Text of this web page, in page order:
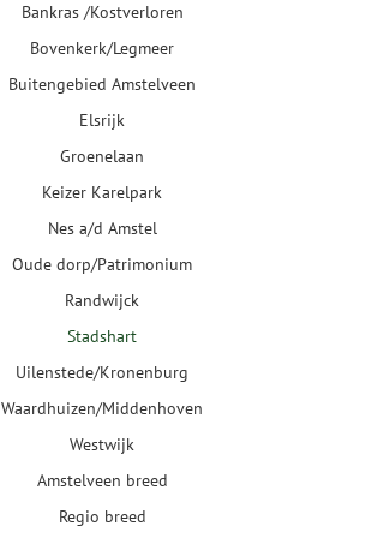
Bankras /Kostverloren
Bovenkerk/Legmeer
Buitengebied Amstelveen
Elsrijk
Groenelaan
Keizer Karelpark
Nes a/d Amstel
Oude dorp/Patrimonium
Randwijck
Stadshart
Uilenstede/Kronenburg
Waardhuizen/Middenhoven
Westwijk
Amstelveen breed
Regio breed